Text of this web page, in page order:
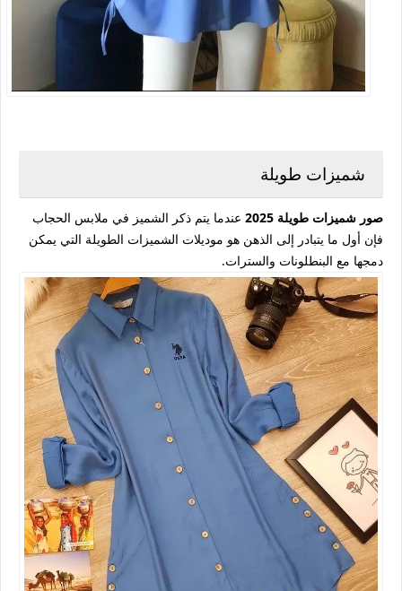
شميزات طويلة
صور شميزات طويلة 2025
عندما يتم ذكر الشميز في ملابس الحجاب
فإن أول ما يتبادر إلى الذهن هو موديلات الشميزات الطويلة التي يمكن
دمجها مع البنطلونات والسترات.